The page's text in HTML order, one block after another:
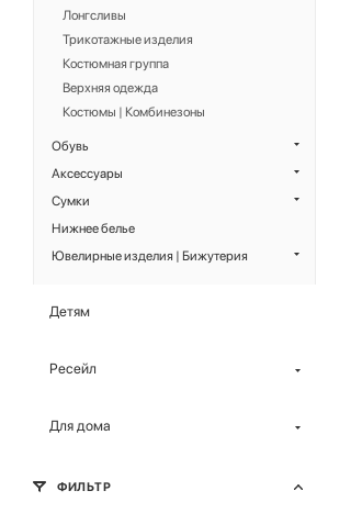
Лонгсливы
Трикотажные изделия
Костюмная группа
Верхняя одежда
Костюмы | Комбинезоны
Обувь
Аксессуары
Сумки
Нижнее белье
Ювелирные изделия | Бижутерия
Детям
Ресейл
Для дома
ФИЛЬТР